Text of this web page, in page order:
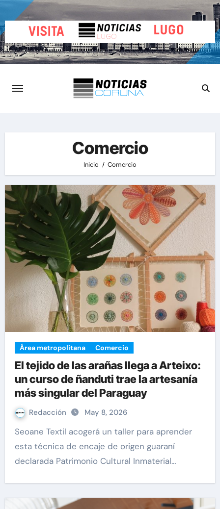
al
contenido
Comercio
Inicio Comercio
Área metropolitana Comercio
El tejido de las arañas llega a Arteixo:
un curso de ñanduti trae la artesanía
más singular del Paraguay
Redacción May 8, 2026
Seoane Textil acogerá un taller para aprender
esta técnica de encaje de origen guaraní
declarada Patrimonio Cultural Inmaterial…